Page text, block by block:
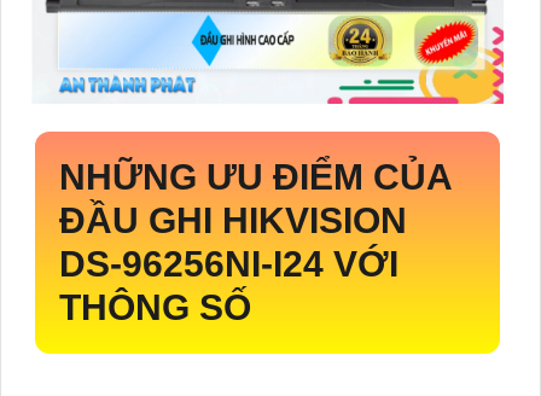
NHỮNG ƯU ĐIỂM CỦA
ĐẦU GHI HIKVISION
DS-96256NI-I24 VỚI
THÔNG SỐ